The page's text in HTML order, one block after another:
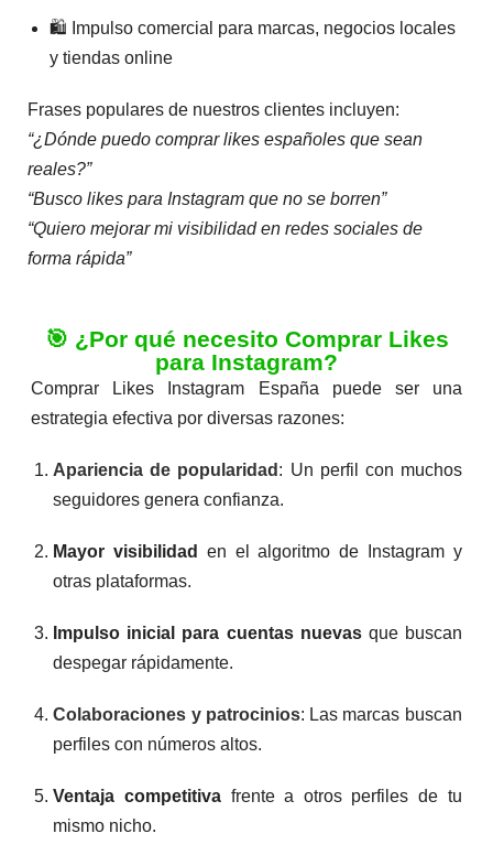
🛍️ Impulso comercial para marcas, negocios locales
y tiendas online
Frases populares de nuestros clientes incluyen:
“¿Dónde puedo comprar likes españoles que sean
reales?”
“Busco likes para Instagram que no se borren”
“Quiero mejorar mi visibilidad en redes sociales de
forma rápida”
🎯 ¿Por qué necesito Comprar Likes
para Instagram?
Comprar Likes Instagram España puede ser una
estrategia efectiva por diversas razones:
Apariencia de popularidad : Un perfil con muchos
seguidores genera confianza.
Mayor visibilidad
en el algoritmo de Instagram y
otras plataformas.
Impulso inicial para cuentas nuevasque buscan
despegar rápidamente.
Colaboraciones y patrocinios: Las marcas buscan
perfiles con números altos.
Ventaja competitiva frente a otros perfiles de tu
mismo nicho.